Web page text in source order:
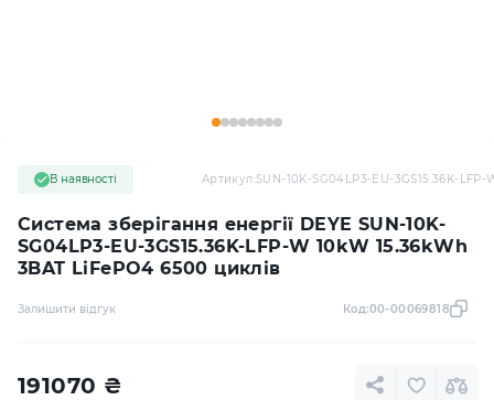
Система зберігання енергії DEYE SUN-10K-
SG04LP3-EU-3GS15.36K-LFP-W 10kW 15.36kWh
3BAT LiFePO4 6500 циклів
В наявності Артикул:SUN-10K-SG04LP3-EU-3GS15.36K-LFP-
Залишити відгук Код:00-00069818
191070 ₴